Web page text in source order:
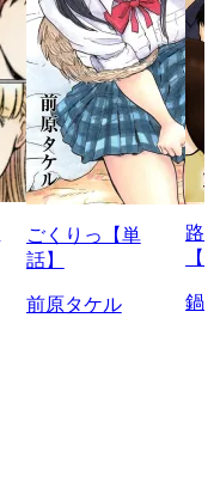
ごくりっ【単
話】
前原タケル
路
鍋